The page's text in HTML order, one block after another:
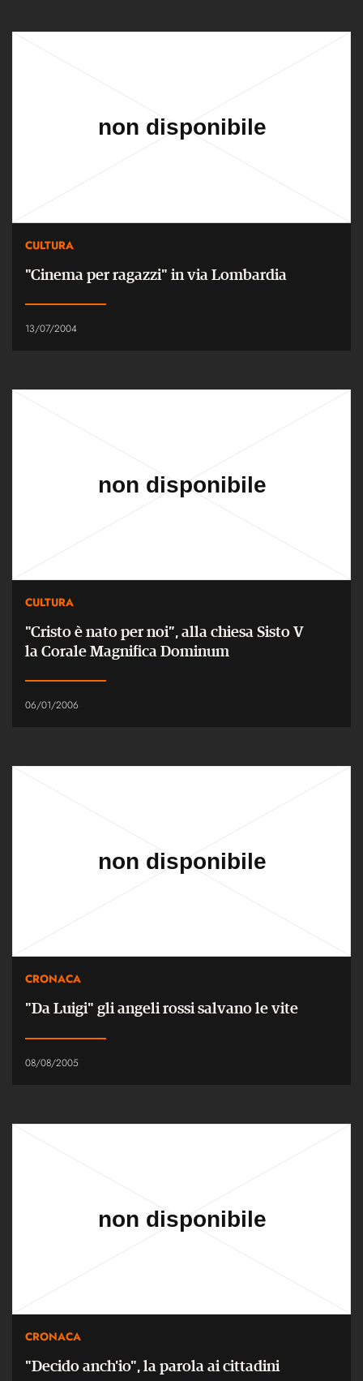
CULTURA
"Cinema per ragazzi" in via Lombardia
13/07/2004
CULTURA
"Cristo è nato per noi”, alla chiesa Sisto V
la Corale Magnifica Dominum
06/01/2006
CRONACA
"Da Luigi" gli angeli rossi salvano le vite
08/08/2005
CRONACA
"Decido anch'io", la parola ai cittadini